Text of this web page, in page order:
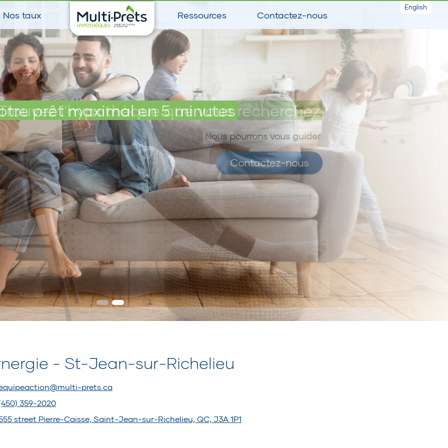
Nos taux Ressources Contactez-nous
English
l'hypothèque que vous recherchez
Nous pourrons vous guider
Contactez-nous
prêt maximal en 5 minutes
- St-Jean-sur-Richelieu
prets.ca
359-2020
street Pierre-Caisse, Saint-Jean-sur-Richelieu, QC, J3A 1P1